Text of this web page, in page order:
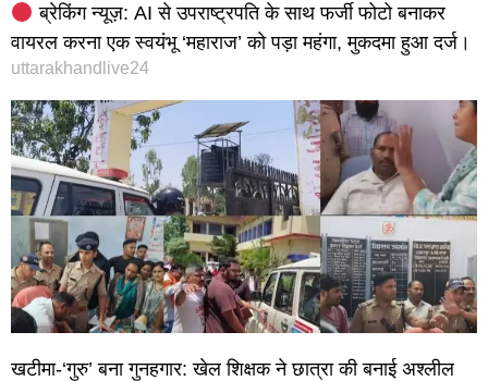
ब्रेकिंग न्यूज़: AI से उपराष्ट्रपति के साथ फर्जी फोटो बनाकर
वायरल करना एक स्वयंभू ‘महाराज’ को पड़ा महंगा, मुकदमा हुआ दर्ज।
uttarakhandlive24
खटीमा-‘गुरु’ बना गुनहगार: खेल शिक्षक ने छात्रा की बनाई अश्लील